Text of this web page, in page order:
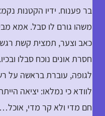
בר פענוח. ידיו הקטנות
משהו גורם לו סבל. אמא
כאב וצער, תמצית קשת
חסרת אונים נוכח סבלו
לגופה, עוברת בראשה על
לוודא כי נמלאו: יציאה
חם מדי ולא קר מדי,